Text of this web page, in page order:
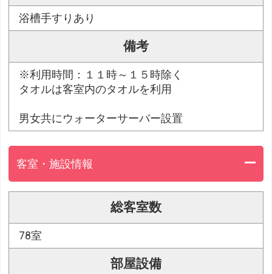
浴槽手すりあり
備考
※利用時間：１１時～１５時除く
タオルは客室内のタオルを利用
男女共にウォーターサーバー設置
客室・施設情報
総客室数
78室
部屋設備